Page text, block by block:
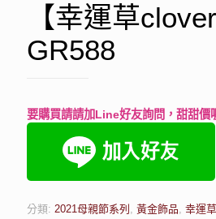
【幸運草
GR588
要購買請請加Line好友詢問，甜甜價
分類: 2021母親節系列 黃金飾品 幸運草